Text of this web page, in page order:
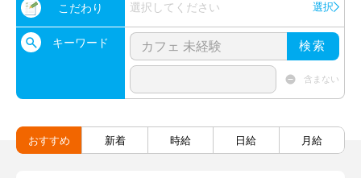
こだわり 選択してください 選択
キーワード 検索
含まない
おすすめ 新着 時給 日給 月給